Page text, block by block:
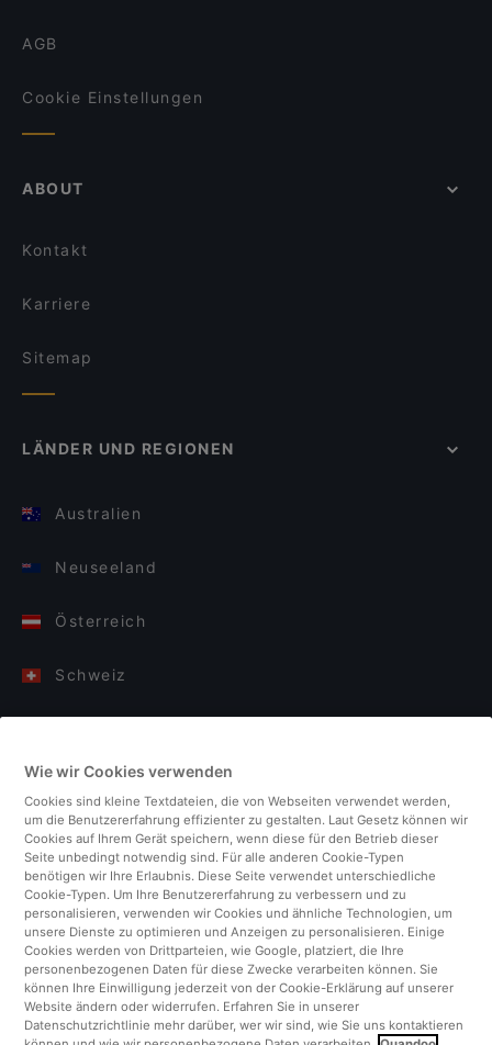
AGB
Cookie Einstellungen
ABOUT
Kontakt
Karriere
Sitemap
LÄNDER UND REGIONEN
Australien
Neuseeland
Österreich
Schweiz
Italien
Finnland
Vereinigtes Königreich
Türkei
Niederlande
Wie wir Cookies verwenden
Cookies sind kleine Textdateien, die von Webseiten verwendet werden,
um die Benutzererfahrung effizienter zu gestalten. Laut Gesetz können wir
Cookies auf Ihrem Gerät speichern, wenn diese für den Betrieb dieser
Seite unbedingt notwendig sind. Für alle anderen Cookie-Typen
benötigen wir Ihre Erlaubnis. Diese Seite verwendet unterschiedliche
Cookie-Typen. Um Ihre Benutzererfahrung zu verbessern und zu
personalisieren, verwenden wir Cookies und ähnliche Technologien, um
unsere Dienste zu optimieren und Anzeigen zu personalisieren. Einige
Cookies werden von Drittparteien, wie Google, platziert, die Ihre
personenbezogenen Daten für diese Zwecke verarbeiten können. Sie
können Ihre Einwilligung jederzeit von der Cookie-Erklärung auf unserer
Website ändern oder widerrufen. Erfahren Sie in unserer
Datenschutzrichtlinie mehr darüber, wer wir sind, wie Sie uns kontaktieren